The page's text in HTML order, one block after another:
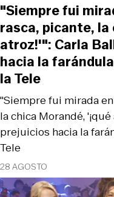
28 AGOSTO
"Siempre fui mirada
la chica Morandé,
prejuicios hacia la
Tele
"Siempre fui
rasca, picante, la
atroz!'": Carla
hacia la
la Tele